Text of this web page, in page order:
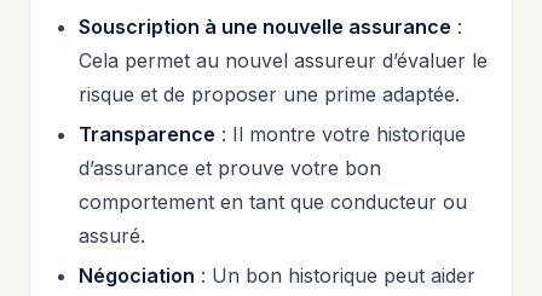
Souscription à une nouvelle assurance :
Cela permet au nouvel assureur d’évaluer le
risque et de proposer une prime adaptée.
Transparence : Il montre votre historique
d’assurance et prouve votre bon
comportement en tant que conducteur ou
assuré.
Négociation : Un bon historique peut aider